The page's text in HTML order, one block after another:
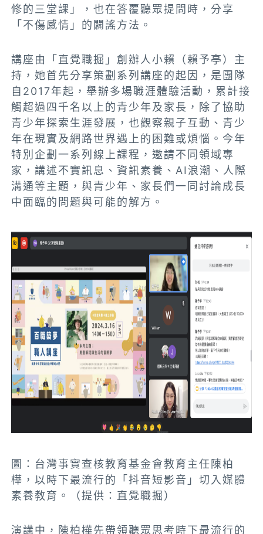
修的三堂課」，也在答覆聽眾提問時，分享
「不傷感情」的闢謠方法。
講座由「直覺職掘」創辦人小賴（賴予亭）主
持，她首先分享策劃系列講座的起因，是團隊
自2017年起，舉辦多場職涯體驗活動，累計接
觸超過四千名以上的青少年及家長，除了協助
青少年探索生涯發展，也觀察親子互動、青少
年在現實及網路世界遇上的困難或煩惱。今年
特別企劃一系列線上課程，邀請不同領域專
家，講述不實訊息、資訊素養、AI浪潮、人際
溝通等主題，與青少年、家長們一同討論成長
中面臨的問題與可能的解方。
圖：台灣事實查核教育基金會教育主任陳柏
樺，以時下最流行的「抖音短影音」切入媒體
素養教育。（提供：直覺職掘）
演講中，陳柏樺先帶領聽眾思考時下最流行的